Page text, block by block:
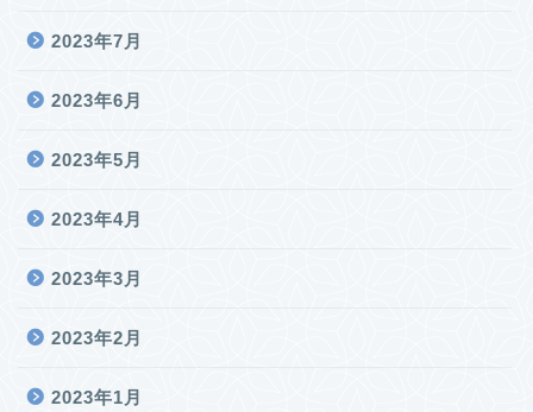
2023年7月
2023年6月
2023年5月
2023年4月
2023年3月
2023年2月
2023年1月